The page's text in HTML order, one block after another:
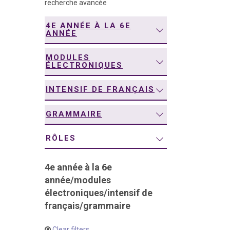
recherche avancée
4E ANNÉE À LA 6E
ANNÉE
MODULES
ÉLECTRONIQUES
INTENSIF DE FRANÇAIS
GRAMMAIRE
RÔLES
4e année à la 6e
année/modules
électroniques/intensif de
français/grammaire